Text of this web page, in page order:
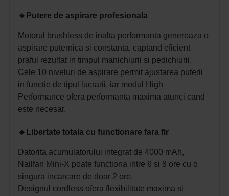
🔸 Putere de aspirare profesionala
Motorul brushless de inalta performanta genereaza o
aspirare puternica si constanta, captand eficient
praful rezultat in timpul manichiurii si pedichiurii.
Cele 10 niveluri de aspirare permit ajustarea puterii
in functie de tipul lucrarii, iar modul High
Performance ofera performanta maxima atunci cand
este necesar.
🔸 Libertate totala cu functionare fara fir
Datorita acumulatorului integrat de 4000 mAh,
Nailfan Mini-X poate functiona intre 6 si 8 ore cu o
singura incarcare de doar 2 ore.
Designul cordless ofera flexibilitate maxima si